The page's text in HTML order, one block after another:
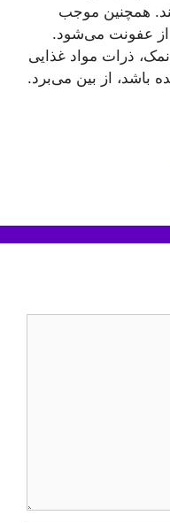
همچنین موجب
عفونت می‌شود.
ذرات مواد غذایی
باشد، از بین می‌برد.